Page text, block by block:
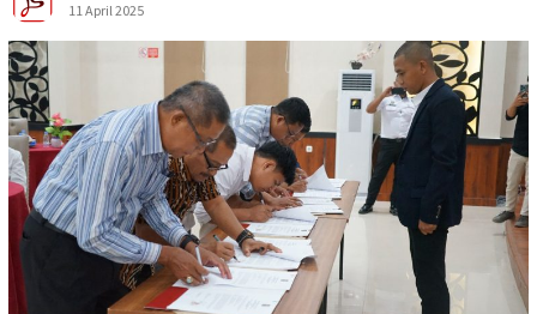
11 April 2025